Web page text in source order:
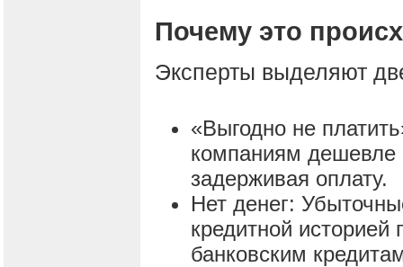
Почему это
Эксперты выделяют
«Выгодно не
компаниям дешевле
задерживая оплату.
Нет денег:
кредитной историей
банковским